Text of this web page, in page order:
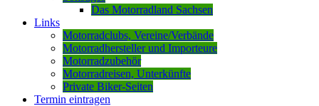
Das Motorradland Sachsen
Links
Motorradclubs, Vereine/Verbände
Motorradhersteller und Importeure
Motorradzubehör
Motorradreisen, Unterkünfte
Private Biker-Seiten
Termin eintragen